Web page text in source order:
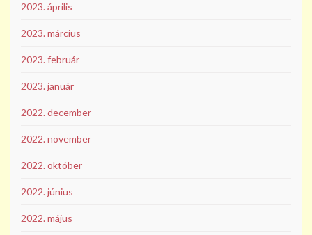
2023. április
2023. március
2023. február
2023. január
2022. december
2022. november
2022. október
2022. június
2022. május